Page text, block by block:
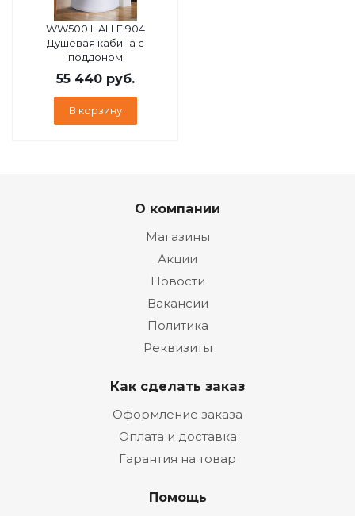
WW500 HALLE 904
Душевая кабина с
поддоном
55 440 руб.
В корзину
О компании
Магазины
Акции
Новости
Вакансии
Политика
Реквизиты
Как сделать заказ
Оформление заказа
Оплата и доставка
Гарантия на товар
Помощь